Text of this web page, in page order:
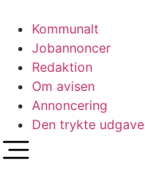
indhold
Kommunalt
Jobannoncer
Redaktion
Om avisen
Annoncering
Den trykte udgave